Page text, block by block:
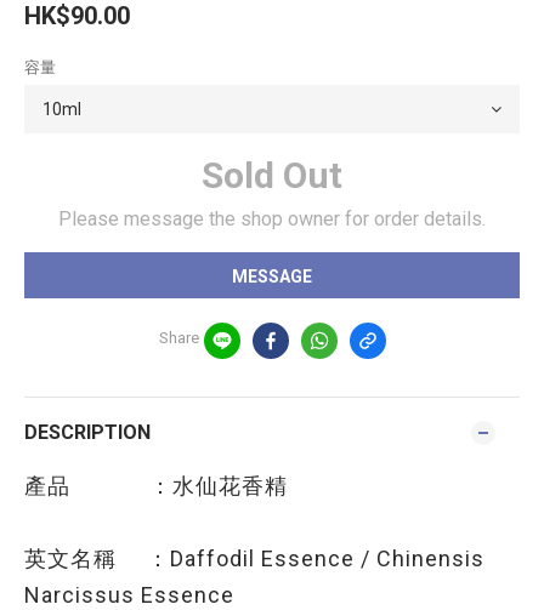
HK$90.00
容量
Sold Out
Please message the shop owner for order details.
MESSAGE
Share
DESCRIPTION
產品 ：水仙花香精
英文名稱 ：Daffodil Essence / Chinensis
Narcissus Essence